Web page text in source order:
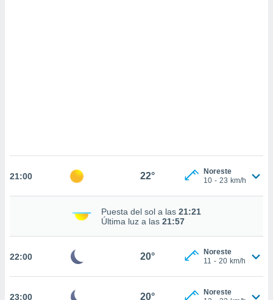
de
En
21:00 22°
Noreste
10 - 23 km/h
Puesta del sol a las 21:21
Última luz a las 21:57
22:00 20°
Noreste
11 - 20 km/h
23:00 20°
Noreste